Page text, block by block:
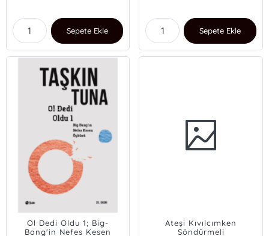
Sepete Ekle Sepete Ekle
Ol Dedi Oldu 1; Big-
Bang'in Nefes Kesen
Ateşi Kıvılcımken
Söndürmeli